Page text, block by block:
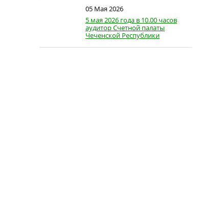
05 Мая 2026
5 мая 2026 года в 10.00 часов
аудитор Счетной палаты
Чеченской Республики